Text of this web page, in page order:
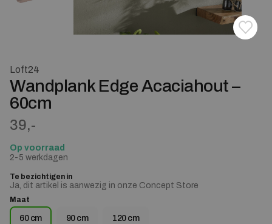
Loft24
Wandplank Edge Acaciahout –
60cm
39,-
Op voorraad
2-5 werkdagen
Te bezichtigen in
Ja, dit artikel is aanwezig in onze Concept Store
Maat
60 cm 90 cm 120 cm